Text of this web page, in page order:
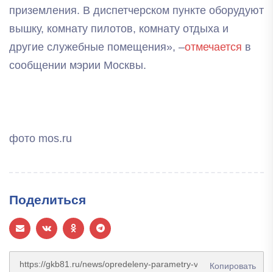
приземления. В диспетчерском пункте оборудуют
вышку, комнату пилотов, комнату отдыха и
другие служебные помещения», –отмечается в
сообщении мэрии Москвы.
фото mos.ru
Поделиться
Копировать